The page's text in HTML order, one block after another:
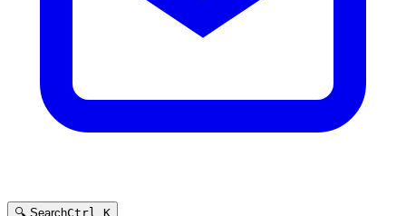
🔍 SearchCtrl K